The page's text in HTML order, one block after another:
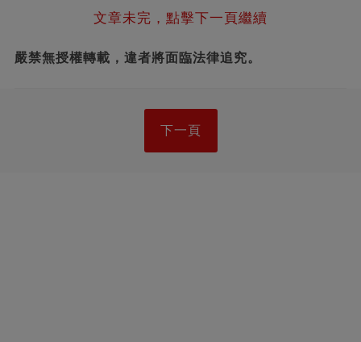
文章未完，點擊下一頁繼續
嚴禁無授權轉載，違者將面臨法律追究。
下一頁